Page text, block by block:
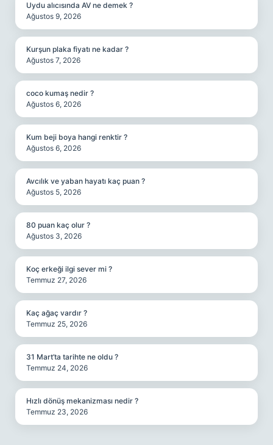
Uydu alıcısında AV ne demek ?
Ağustos 9, 2026
Kurşun plaka fiyatı ne kadar ?
Ağustos 7, 2026
coco kumaş nedir ?
Ağustos 6, 2026
Kum beji boya hangi renktir ?
Ağustos 6, 2026
Avcılık ve yaban hayatı kaç puan ?
Ağustos 5, 2026
80 puan kaç olur ?
Ağustos 3, 2026
Koç erkeği ilgi sever mi ?
Temmuz 27, 2026
Kaç ağaç vardır ?
Temmuz 25, 2026
31 Mart’ta tarihte ne oldu ?
Temmuz 24, 2026
Hızlı dönüş mekanizması nedir ?
Temmuz 23, 2026